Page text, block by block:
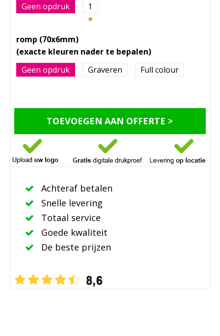
Geen opdruk 1
romp (70x6mm)
Geen opdruk Graveren Full colour
TOEVOEGEN AAN OFFERTE >
Achteraf betalen
Snelle levering
Totaal service
Goede kwaliteit
De beste prijzen